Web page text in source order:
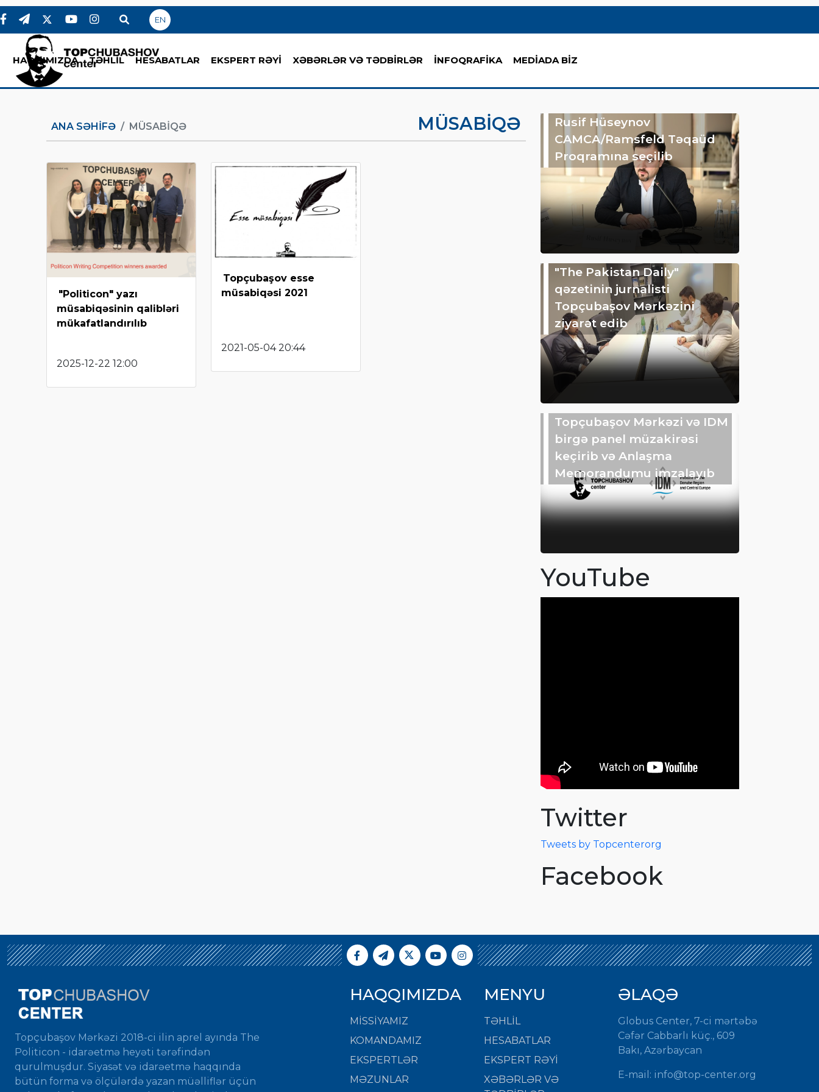
EN
HAQQIMIZDA TƏHLİL HESABATLAR EKSPERT RƏYİ XƏBƏRLƏR VƏ TƏDBİRLƏR İNFOQRAFİKA MEDİADA BİZ
ANA SƏHIFƏ MÜSABIQƏ MÜSABIQƏ
"Politicon" yazı
müsabiqəsinin qalibləri
mükafatlandırılıb
2025-12-22 12:00
Topçubaşov esse
müsabiqəsi 2021
2021-05-04 20:44
Rusif Hüseynov
CAMCA/Ramsfeld Təqaüd
Proqramına seçilib
"The Pakistan Daily"
qəzetinin jurnalisti
Topçubaşov Mərkəzini
ziyarət edib
Topçubaşov Mərkəzi və IDM
birgə panel müzakirəsi
keçirib və Anlaşma
Memorandumu imzalayıb
YouTube
Twitter
Tweets by Topcenterorg
Facebook
Topçubaşov Mərkəzi 2018-ci ilin aprel ayında The
Politicon - idarəetmə heyəti tərəfindən
qurulmuşdur. Siyasət və idarəetmə haqqında
bütün forma və ölçülərdə yazan müəlliflər üçün
HAQQIMIZDA
MISSIYAMIZ
KOMANDAMIZ
EKSPERTLƏR
MƏZUNLAR
MENYU
TƏHLİL
HESABATLAR
EKSPERT RƏYİ
XƏBƏRLƏR VƏ
ƏLAQƏ
Globus Center, 7-ci mərtəbə
Cəfər Cabbarlı küç., 609
Bakı, Azərbaycan
E-mail: info@top-center.org